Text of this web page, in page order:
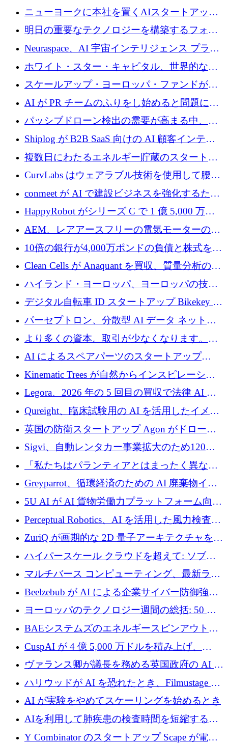
額 8 億 7,800 万ユーロと 2026 年上半期の主要
ニューヨークに本社を置くAIスタートアップ
Modal Labsがロンドンオフィスを開設
明日の重要なテクノロジーを構築するフォト
ニクスのスケールアップに対応する
Neuraspace、AI 宇宙インテリジェンス プラッ
トフォームの拡大に 1,560 万ユーロを投資
ホワイト・スター・キャピタル、世界的なス
タートアップをシリーズAからBまで支援する
ために2億5,000万ドルのファンドIVを閉鎖
スケールアップ・ヨーロッパ・ファンドが初
の投資を行い、Iceeyeの10億ユーロのラウンド
を共同主導
AI が PR チームのふりをし始めると問題にな
ります
パッシブドローン検出の需要が高まる中、
Monava が資金調達ラウンドを終了
Shiplog が B2B SaaS 向けの AI 顧客インテリ
ジェンスを構築するために 100 万ドルを調達
複数日にわたるエネルギー貯蔵のスタートア
ップ、Ore Energy が新たな投資ラウンドで
4,300 万ドルを獲得
CurvLabs はウェアラブル技術を使用して腰痛
治療をどのように再考しているか
conmeet が AI で建設ビジネスを強化するため
に 600 万ユーロを調達
HappyRobot がシリーズ C で 1 億 5,000 万ド
ルを獲得し、企業運営向けにエージェント AI
を拡張
AEM、レアアースフリーの電気モーターの革
新を加速するために1,600万ポンドを確保
10倍の銀行が4,000万ポンドの負債と株式を調
達
Clean Cells が Anaquant を買収、質量分析の専
門知識によるバイオ医薬品の品質管理を拡大
ハイランド・ヨーロッパ、ヨーロッパの技術
規模拡大を支援するために11億ユーロのファ
ンドVIを閉鎖
デジタル自転車 ID スタートアップ Bikekey が
TÖNNJES への投資を確保
パーセプトロン、分散型 AI データ ネットワ
ークの構築に 650 万ドルを調達
より多くの資本。取引が少なくなります。
2026 年上半期がヨーロッパのテクノロジーに
ついて語ること
AI によるスペアパーツのスタートアップ
Intropy が 1,100 万ドルを調達
Kinematic Trees が自然からインスピレーショ
ンを得たロボット ソフトウェアを拡張するた
めに 58 万 5,000 ポンドを調達
Legora、2026 年の 5 回目の買収で法律 AI ス
タートアップ Wexler を買収
Qureight、臨床試験用の AI を活用したイメー
ジング プラットフォームを拡張するためにシ
リーズ B で 2,000 万ドルを確保
英国の防衛スタートアップ Agon がドローン
攻撃に対抗する仮想戦場を構築、3,000 万ドル
を調達
Sigvi、自動レンタカー事業拡大のため120万
ユーロを調達
「私たちはパランティアとはまったく異なる
会社です」とフランス人の「控えめな」後任
者は言う
Greyparrot、循環経済のための AI 廃棄物イン
テリジェンスを拡張するためにシリーズ B で
2,700 万ドルを確保
5U AI が AI 貨物労働力プラットフォーム向け
に 320 万ドルのプレシードを獲得
Perceptual Robotics、AI を活用した風力検査の
規模拡大に向けて 400 万ポンド以上を確保
ZuriQ が画期的な 2D 量子アーキテクチャを拡
張するために 2,550 万ドルを調達
ハイパースケール クラウドを超えて: ソブリ
ン コンピューティングに対する DFINITY の
ビジョン
マルチバース コンピューティング、最新ラウ
ンドで最大 5 億 7,000 万ドルを目標
Beelzebub が AI による企業サイバー防御強化
のために 300 万ユーロを調達
ヨーロッパのテクノロジー週間の総括: 50 以
上の取引に 10 億ユーロ以上を投資
BAEシステムズのエネルギースピンアウト原
子力タービンが1500万ポンドの資金調達でス
テルスから浮上
CuspAI が 4 億 5,000 万ドルを積み上げ、
Resist.UA が 5,000 万ユーロの基金を立ち上
げ、DSIT が廃止される
ヴァランス卿が議長を務める英国政府の AI タ
スクフォースが発足
ハリウッドが AI を恐れたとき、Filmustage は
代わりにプリプロダクションに賭けました
AI が実験をやめてスケーリングを始めるとき
AIを利用して肺疾患の検査時間を短縮する英
国のヘルステック挑戦者が1900万ドルを獲得
Y Combinator のスタートアップ Scape が電子